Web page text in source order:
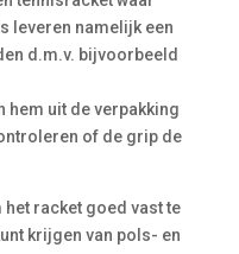
leveren namelijk een
d.m.v. bijvoorbeeld
hem uit de verpakking
of de grip de
het racket goed vast te
krijgen van pols- en